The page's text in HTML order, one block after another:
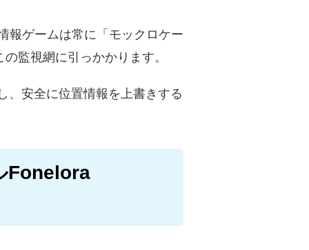
報ゲームは常に「モックロケー
監視網に引っかかります。
、安全に位置情報を上書きする
Fonelora